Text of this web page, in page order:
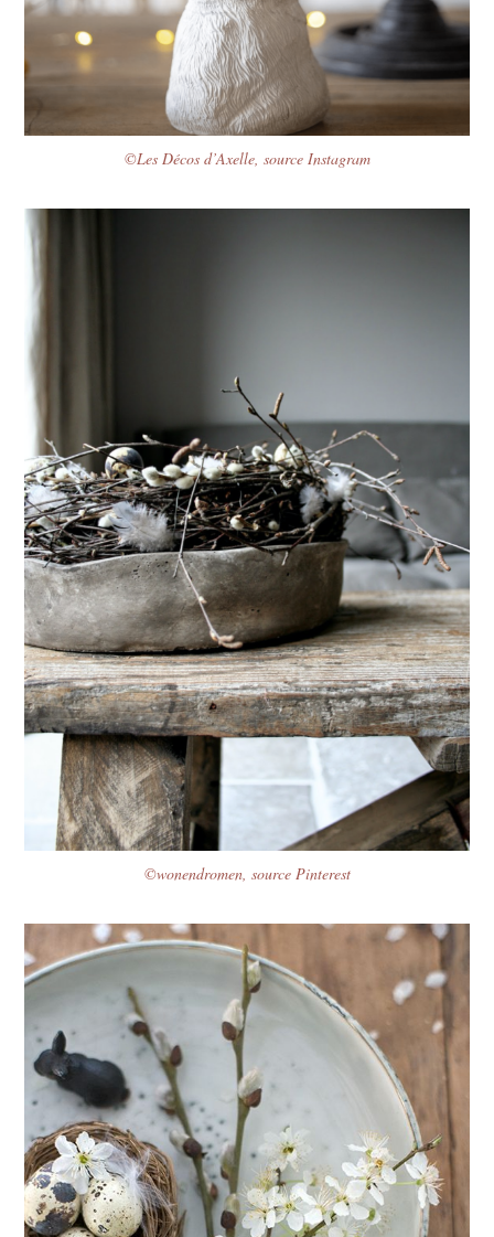
©Les Décos d’Axelle, source Instagram
©wonendromen, source Pinterest